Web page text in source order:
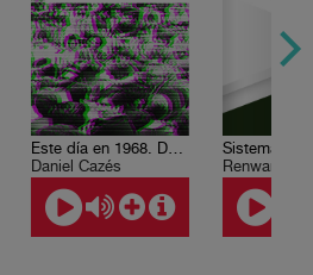
Este día en 1968. Del 24 al 30 de septiembre
Daniel Cazés